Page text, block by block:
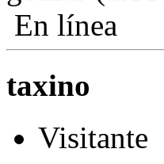
En línea
taxino
Visitante